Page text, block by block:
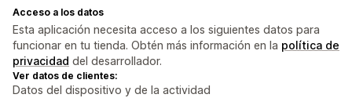
Acceso a los datos
Esta aplicación necesita acceso a los siguientes datos para
funcionar en tu tienda. Obtén más información en la política de
privacidad del desarrollador.
Ver datos de clientes:
Datos del dispositivo y de la actividad